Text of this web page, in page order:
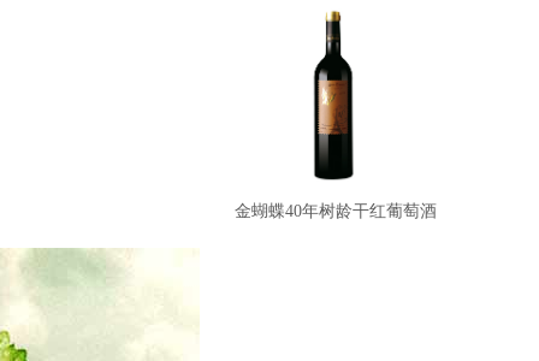
金蝴蝶40年树龄干红葡萄酒